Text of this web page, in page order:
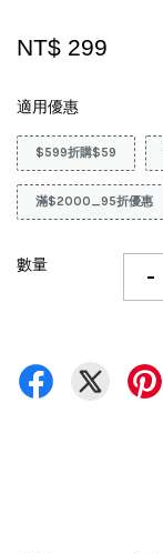
NT$ 299
適用優惠
$599折購$59
滿$2000_95折優惠
數量 -